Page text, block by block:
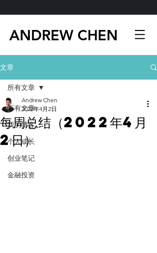
ANDREW CHEN
文章
所有文章
我的博客
个人成长
创业笔记
金融投资
所有文章
每周总结（2022年4月
2日）
Andrew Chen
2022年4月2日